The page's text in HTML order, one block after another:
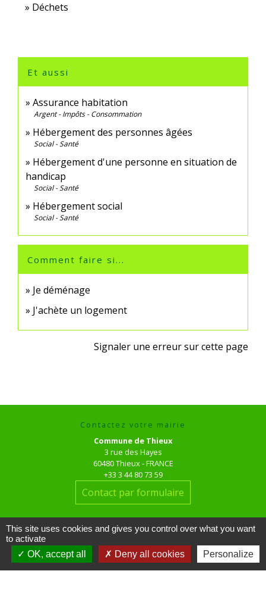
Déchets
Et aussi
Assurance habitation
Argent - Impôts - Consommation
Hébergement des personnes âgées
Social - Santé
Hébergement d'une personne en situation de
handicap
Social - Santé
Hébergement social
Social - Santé
Comment faire si...
Je déménage
J'achète un logement
Signaler une erreur sur cette page
Contactez votre mairie
Commune de Thieux
3 rue des Hayes
60480 Thieux - FRANCE
+33 3 44 80 73 59
Contact par formulaire
Horaires d'ouverture au public
le mardi de 16h00 à 18h00
le jeudi de 16h00 à 17h00
This site uses cookies and gives you control over what you want
to activate
OK, accept all
Deny all cookies Personalize